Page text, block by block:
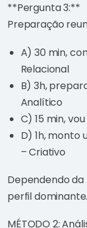
**Pergunta 3:**
Preparação
A) 30 min,
Relacional
B) 3h,
Analítico
C) 15 min,
D) 1h, monto
– Criativo
Dependendo
perfil dominante.
MÉTODO 2: